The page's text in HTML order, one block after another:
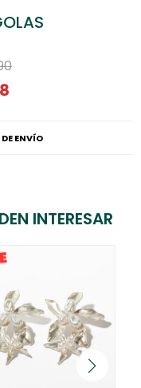
ENVÍO
INTERESAR